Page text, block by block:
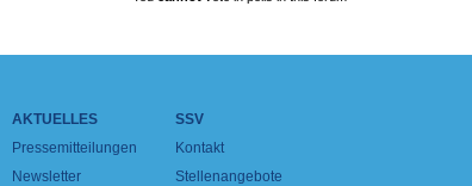
AKTUELLES
Pressemitteilungen
Newsletter
SSV
Kontakt
Stellenangebote